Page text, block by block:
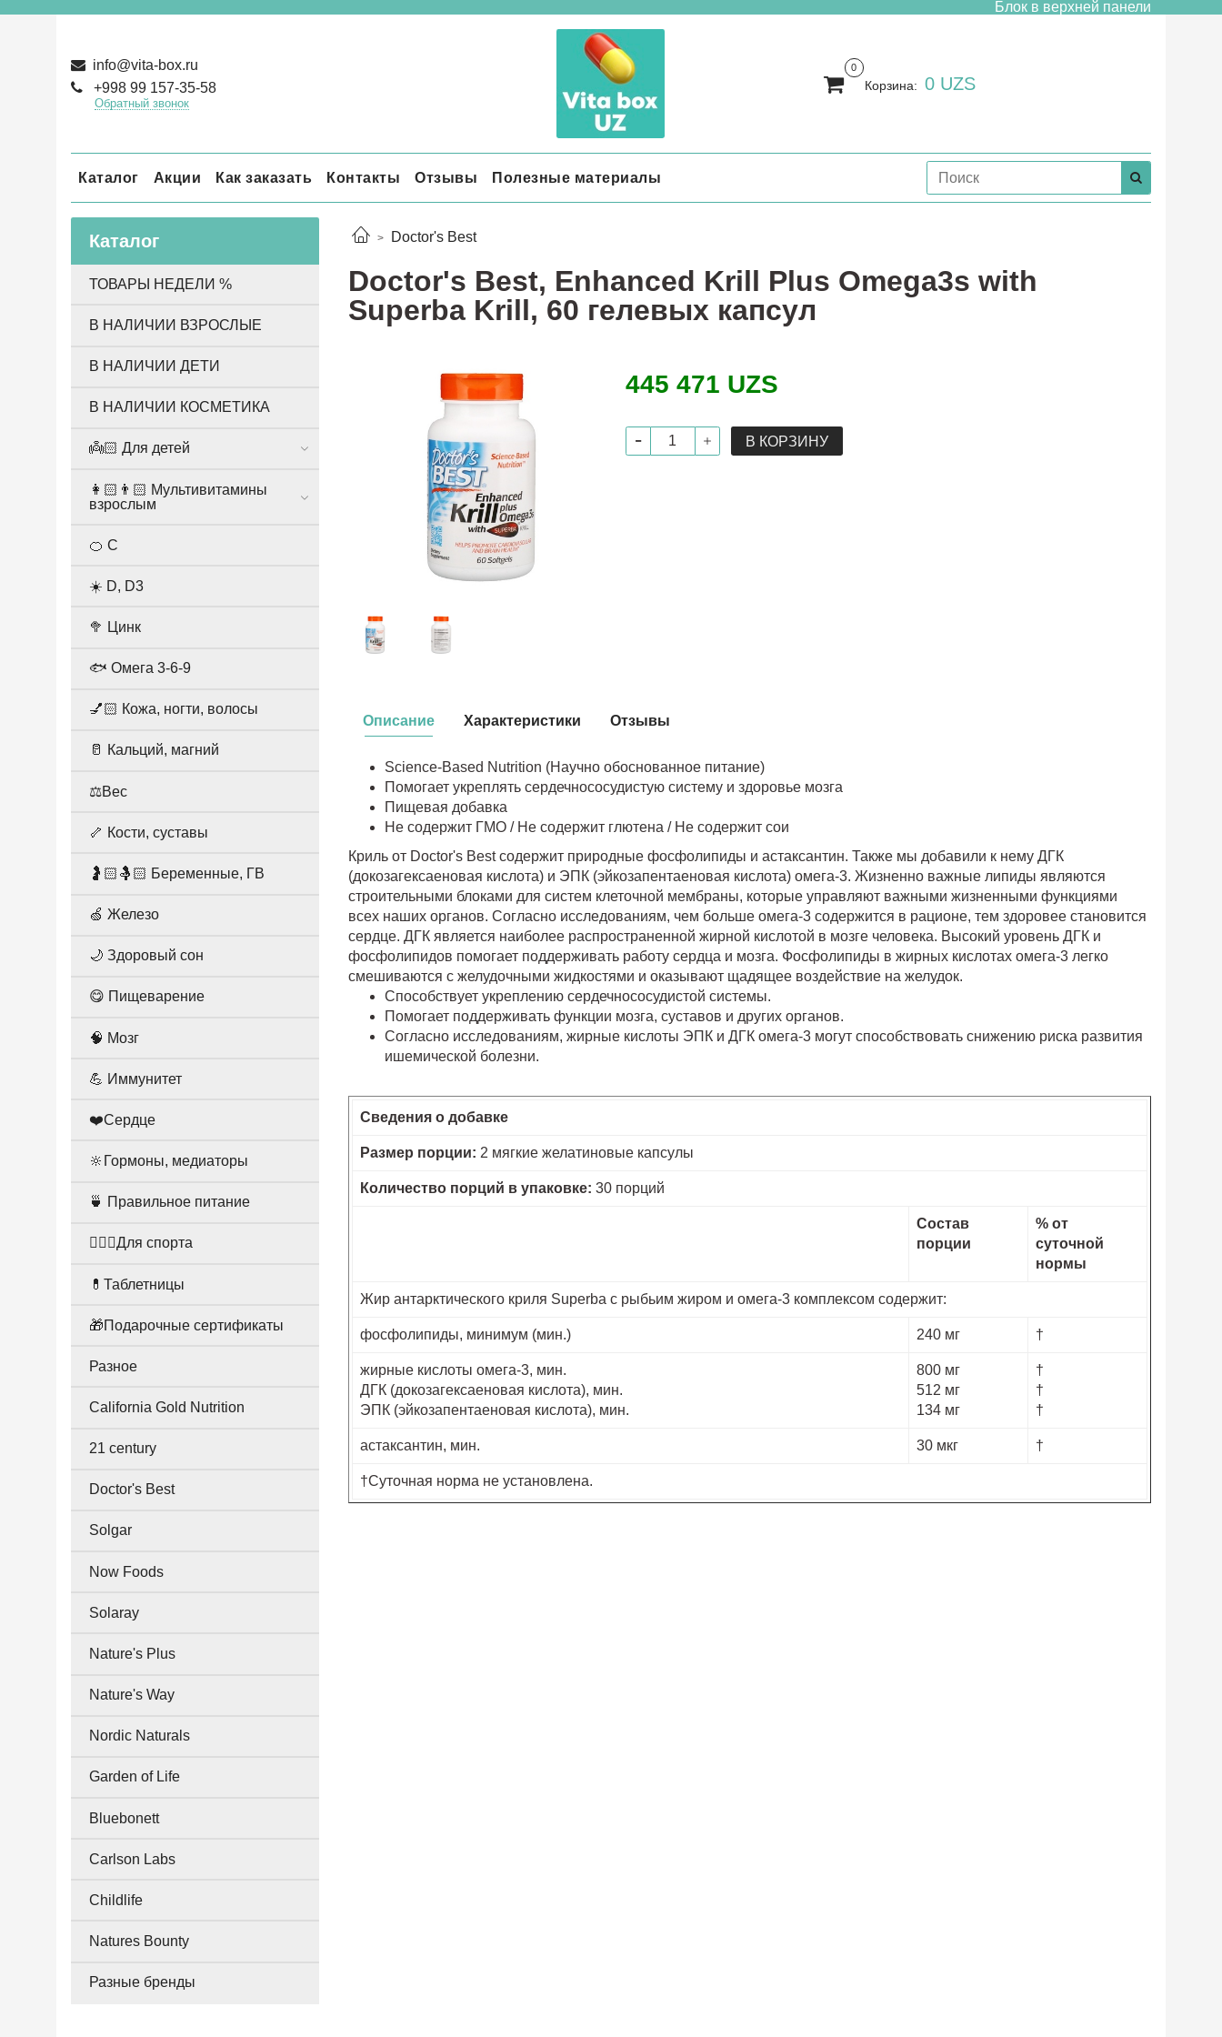
Блок в верхней панели
info@vita-box.ru
+998 99 157-35-58
Обратный звонок
0
Корзина: 0 UZS
Каталог Акции Как заказать Контакты Отзывы Полезные материалы
Doctor's Best
Doctor's Best, Enhanced Krill Plus Omega3s with
Superba Krill, 60 гелевых капсул
445 471 UZS
В КОРЗИНУ
Описание
Science-Based Nutrition (Научно обоснованное питание)
Помогает укреплять сердечнососудистую систему и здоровье мозга
Пищевая добавка
Не содержит ГМО / Не содержит глютена / Не содержит сои
Криль от Doctor's Best содержит природные фосфолипиды и астаксантин. Также мы добавили к нему ДГК
(докозагексаеновая кислота) и ЭПК (эйкозапентаеновая кислота) омега-3. Жизненно важные липиды являются
строительными блоками для систем клеточной мембраны, которые управляют важными жизненными функциями
всех наших органов. Согласно исследованиям, чем больше омега-3 содержится в рационе, тем здоровее становится
сердце. ДГК является наиболее распространенной жирной кислотой в мозге человека. Высокий уровень ДГК и
фосфолипидов помогает поддерживать работу сердца и мозга. Фосфолипиды в жирных кислотах омега-3 легко
смешиваются с желудочными жидкостями и оказывают щадящее воздействие на желудок.
Способствует укреплению сердечнососудистой системы.
Помогает поддерживать функции мозга, суставов и других органов.
Согласно исследованиям, жирные кислоты ЭПК и ДГК омега-3 могут способствовать снижению риска развития
ишемической болезни.
Сведения о добавке
Размер порции: 2 мягкие желатиновые капсулы
Количество порций в упаковке: 30 порций
Состав
порции
% от
суточной
нормы
Жир антарктического криля Superba с рыбьим жиром и омега-3 комплексом содержит:
фосфолипиды, минимум (мин.) 240 мг †
жирные кислоты омега-3, мин.
ДГК (докозагексаеновая кислота), мин.
ЭПК (эйкозапентаеновая кислота), мин.
800 мг
512 мг
134 мг
†
†
†
астаксантин, мин. 30 мкг †
†Суточная норма не установлена.
Характеристики Отзывы
Каталог
ТОВАРЫ НЕДЕЛИ %
В НАЛИЧИИ ВЗРОСЛЫЕ
В НАЛИЧИИ ДЕТИ
В НАЛИЧИИ КОСМЕТИКА
👼🏻 Для детей
👩🏻👨🏻 Мультивитамины
взрослым
🍊 С
☀️ D, D3
🥦 Цинк
🐟 Омега 3-6-9
💅🏻 Кожа, ногти, волосы
🥛 Кальций, магний
⚖️Вес
🦴 Кости, суставы
🤰🏻🤱🏻 Беременные, ГВ
🍏 Железо
🌙 Здоровый сон
😋 Пищеварение
🧠 Мозг
💪 Иммунитет
❤️Сердце
🔆Гормоны, медиаторы
🍵 Правильное питание
🤸🏻‍♀️Для спорта
💊Таблетницы
🎁Подарочные сертификаты
Разное
California Gold Nutrition
21 century
Doctor's Best
Solgar
Now Foods
Solaray
Nature's Plus
Nature's Way
Nordic Naturals
Garden of Life
Bluebonett
Carlson Labs
Childlife
Natures Bounty
Разные бренды